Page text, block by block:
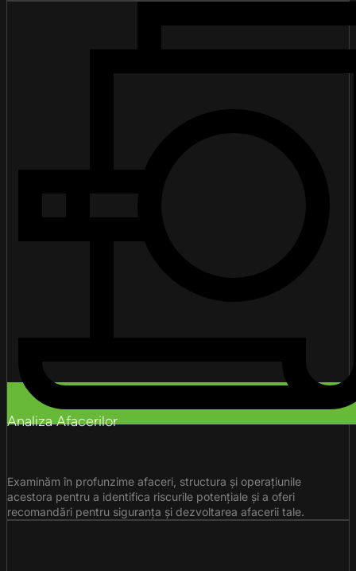
Analiza Afacerilor
Examinăm în profunzime afaceri, structura și operațiunile
acestora pentru a identifica riscurile potențiale și a oferi
recomandări pentru siguranța și dezvoltarea afacerii tale.